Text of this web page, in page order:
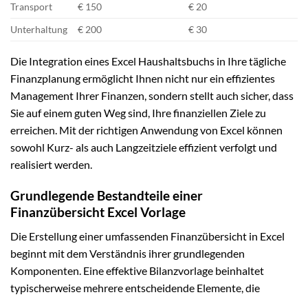
Transport
€ 150
€ 20
Unterhaltung
€ 200 € 30
Die Integration eines Excel Haushaltsbuchs in Ihre tägliche
Finanzplanung ermöglicht Ihnen nicht nur ein effizientes
Management Ihrer Finanzen, sondern stellt auch sicher, dass
Sie auf einem guten Weg sind, Ihre finanziellen Ziele zu
erreichen. Mit der richtigen Anwendung von Excel können
sowohl Kurz- als auch Langzeitziele effizient verfolgt und
realisiert werden.
Grundlegende Bestandteile einer
Finanzübersicht Excel Vorlage
Die Erstellung einer umfassenden Finanzübersicht in Excel
beginnt mit dem Verständnis ihrer grundlegenden
Komponenten. Eine effektive Bilanzvorlage beinhaltet
typischerweise mehrere entscheidende Elemente, die